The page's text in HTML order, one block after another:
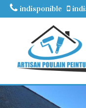
indisponible